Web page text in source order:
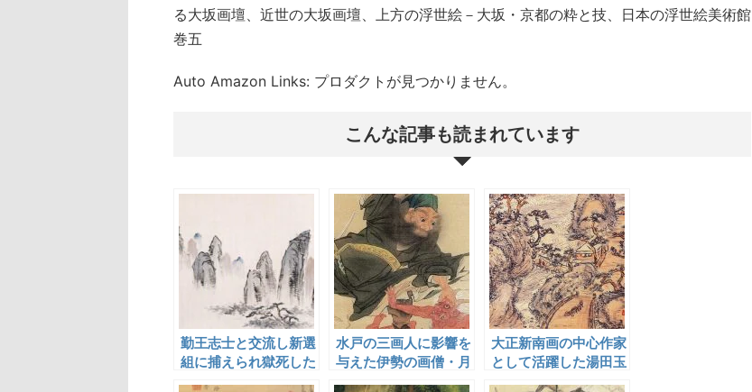
る大坂画壇、近世の大坂画壇、上方の浮世絵－大坂・京都の粋と技、日本の浮世絵美術館
巻五
Auto Amazon Links: プロダクトが見つかりません。
こんな記事も読まれています
勤王志士と交流し新選
組に捕えられ獄死した
水戸の三画人に影響を
与えた伊勢の画僧・月
大正新南画の中心作家
として活躍した湯田玉